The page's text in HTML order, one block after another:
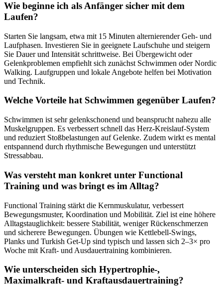
Wie beginne ich als Anfänger sicher mit dem
Laufen?
Starten Sie langsam, etwa mit 15 Minuten alternierender Geh- und
Laufphasen. Investieren Sie in geeignete Laufschuhe und steigern
Sie Dauer und Intensität schrittweise. Bei Übergewicht oder
Gelenkproblemen empfiehlt sich zunächst Schwimmen oder Nordic
Walking. Laufgruppen und lokale Angebote helfen bei Motivation
und Technik.
Welche Vorteile hat Schwimmen gegenüber Laufen?
Schwimmen ist sehr gelenkschonend und beansprucht nahezu alle
Muskelgruppen. Es verbessert schnell das Herz-Kreislauf-System
und reduziert Stoßbelastungen auf Gelenke. Zudem wirkt es mental
entspannend durch rhythmische Bewegungen und unterstützt
Stressabbau.
Was versteht man konkret unter Functional
Training und was bringt es im Alltag?
Functional Training stärkt die Kernmuskulatur, verbessert
Bewegungsmuster, Koordination und Mobilität. Ziel ist eine höhere
Alltagstauglichkeit: bessere Stabilität, weniger Rückenschmerzen
und sicherere Bewegungen. Übungen wie Kettlebell-Swings,
Planks und Turkish Get-Up sind typisch und lassen sich 2–3× pro
Woche mit Kraft- und Ausdauertraining kombinieren.
Wie unterscheiden sich Hypertrophie-,
Maximalkraft- und Kraftausdauertraining?